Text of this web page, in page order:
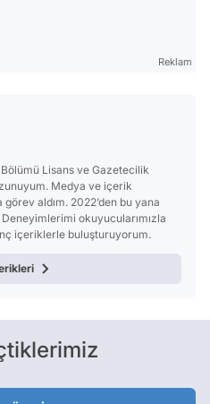
Reklam
Lisans ve Gazetecilik
Medya ve içerik
aldım. 2022’den bu yana
okuyucularımızla
içeriklerle buluşturuyorum.